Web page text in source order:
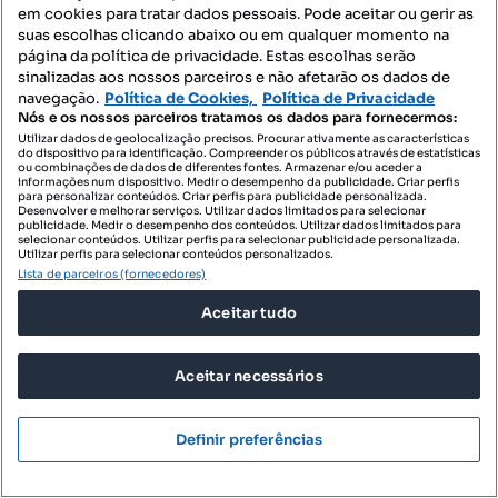
265 000 €1934,31 €/m²
Moradia T3 para venda
Tipologia
T3
Preço por metro quadrado
137 m²
em cookies para tratar dados pessoais. Pode aceitar ou gerir as
suas escolhas clicando abaixo ou em qualquer momento na
página da política de privacidade. Estas escolhas serão
sinalizadas aos nossos parceiros e não afetarão os dados de
navegação. Política de Cookies, Política de Privacidade
Nós e os nossos parceiros tratamos os dados para fornecermos:
Utilizar dados de geolocalização precisos. Procurar ativamente as características
do dispositivo para identificação. Compreender os públicos através de estatísticas
ou combinações de dados de diferentes fontes. Armazenar e/ou aceder a
informações num dispositivo. Medir o desempenho da publicidade. Criar perfis
para personalizar conteúdos. Criar perfis para publicidade personalizada.
Desenvolver e melhorar serviços. Utilizar dados limitados para selecionar
publicidade. Medir o desempenho dos conteúdos. Utilizar dados limitados para
selecionar conteúdos. Utilizar perfis para selecionar publicidade personalizada.
Utilizar perfis para selecionar conteúdos personalizados.
Lista de parceiros (fornecedores)
Aceitar tudo
Aceitar necessários
Definir preferências